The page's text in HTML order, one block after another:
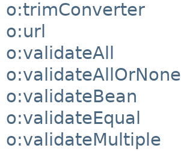
o:trimConverter
o:url
o:validateAll
o:validateAllOrNone
o:validateBean
o:validateEqual
o:validateMultiple